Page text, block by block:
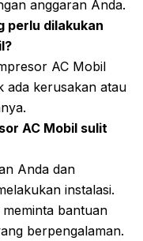
anggaran Anda.
perlu dilakukan
AC Mobil
ada kerusakan atau
AC Mobil sulit
Anda dan
instalasi.
bantuan
berpengalaman.